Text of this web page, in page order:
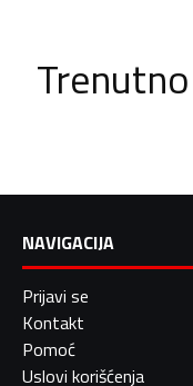
NAVIGACIJA
Prijavi se
Kontakt
Pomoć
Uslovi korišćenja